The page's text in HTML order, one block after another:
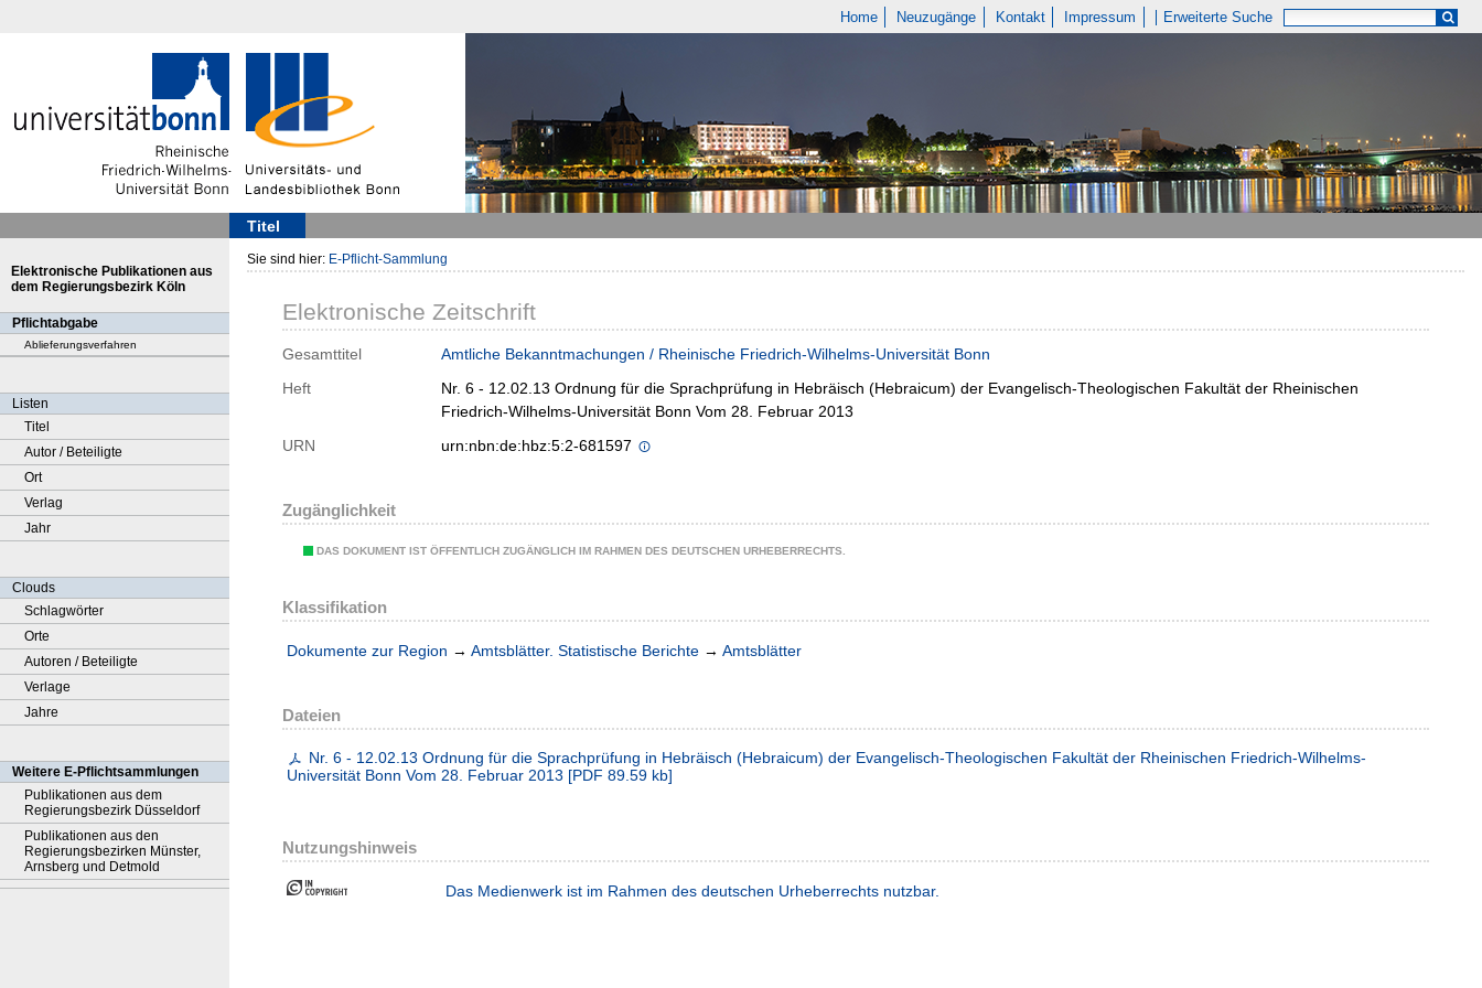
Home Neuzugänge Kontakt Impressum Erweiterte Suche
Titel
Elektronische Publikationen aus
dem Regierungsbezirk Köln
Pflichtabgabe
Ablieferungsverfahren
Listen
Titel
Autor / Beteiligte
Ort
Verlag
Jahr
Clouds
Schlagwörter
Orte
Autoren / Beteiligte
Verlage
Jahre
Weitere E-Pflichtsammlungen
Publikationen aus dem
Regierungsbezirk Düsseldorf
Publikationen aus den
Regierungsbezirken Münster,
Arnsberg und Detmold
Sie sind hier: E-Pflicht-Sammlung
Elektronische Zeitschrift
Gesamttitel
Amtliche Bekanntmachungen / Rheinische Friedrich-Wilhelms-Universität Bonn
Heft
Nr. 6 - 12.02.13 Ordnung für die Sprachprüfung in Hebräisch (Hebraicum) der Evangelisch-Theologischen Fakultät der Rheinischen
Friedrich-Wilhelms-Universität Bonn Vom 28. Februar 2013
URN
urn:nbn:de:hbz:5:2-681597
Zugänglichkeit
DAS DOKUMENT IST ÖFFENTLICH ZUGÄNGLICH IM RAHMEN DES DEUTSCHEN URHEBERRECHTS.
Klassifikation
Dokumente zur Region → Amtsblätter. Statistische Berichte → Amtsblätter
Dateien
Nr. 6 - 12.02.13 Ordnung für die Sprachprüfung in Hebräisch (Hebraicum) der Evangelisch-Theologischen Fakultät der Rheinischen Friedrich-Wilhelms-
Universität Bonn Vom 28. Februar 2013 [PDF 89.59 kb]
Nutzungshinweis
Das Medienwerk ist im Rahmen des deutschen Urheberrechts nutzbar.